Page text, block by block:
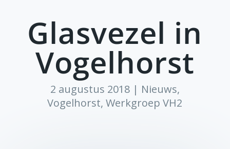
Glasvezel in
Vogelhorst
2 augustus 2018| Nieuws,
Vogelhorst,Werkgroep VH2